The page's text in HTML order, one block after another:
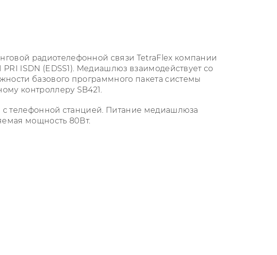
радиотелефонной связи TetraFlex компании
ISDN (EDSS1). Медиашлюз взаимодействует со
базового программного пакета системы
контроллеру SB421.
телефонной станцией. Питание медиашлюза
мощность 80Вт.